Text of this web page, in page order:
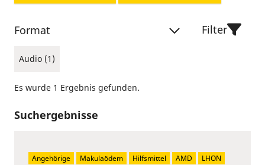
Format
Audio (1)
Filter
Es wurde 1 Ergebnis gefunden.
Suchergebnisse
Angehörige Makulaödem Hilfsmittel AMD
LHON